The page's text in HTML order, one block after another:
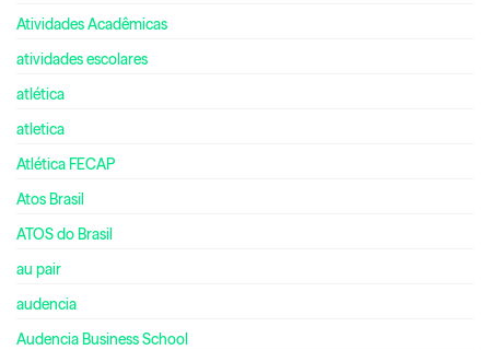
Atividades Acadêmicas
atividades escolares
atlética
atletica
Atlética FECAP
Atos Brasil
ATOS do Brasil
au pair
audencia
Audencia Business School